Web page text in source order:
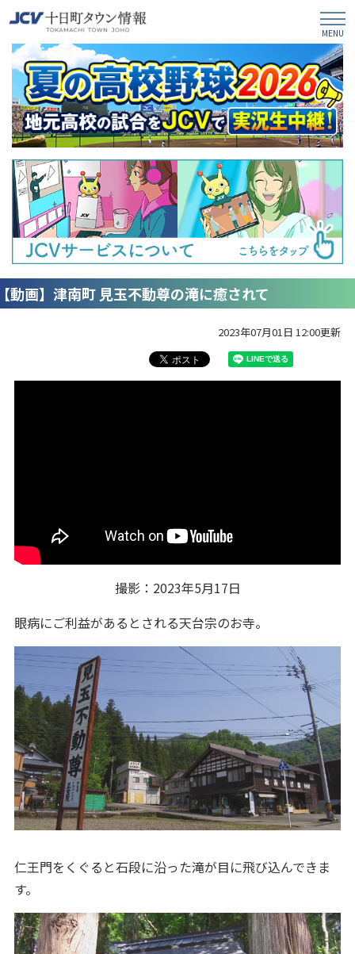
動画】津南町 見玉不動尊の滝に癒されて
2023年07月01日 12:00更新
撮影：2023年5月17日
眼病にご利益があるとされる天台宗のお寺。
仁王門をくぐると石段に沿った滝が目に飛び込んできま
す。